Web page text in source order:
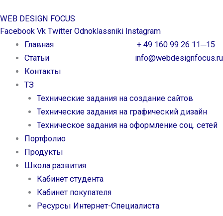
к
содержимому
WEB DESIGN FOCUS
Facebook Vk Twitter Odnoklassniki Instagram
+ 49 160 99 26 11─15
info@webdesignfocus.ru
Главная
Статьи
Контакты
ТЗ
Технические задания на создание сайтов
Технические задания на графический дизайн
Техническое задания на оформление соц. сетей
Портфолио
Продукты
Школа развития
Кабинет студента
Кабинет покупателя
Ресурсы Интернет-Специалиста